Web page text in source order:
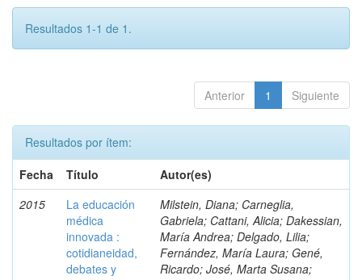
Resultados 1-1 de 1.
Anterior 1 Siguiente
Resultados por ítem:
Fecha
Título
Autor(es)
2015
La educación
médica
innovada :
cotidianeidad,
debates y
Milstein, Diana; Carneglia,
Gabriela; Cattani, Alicia; Dakessian,
María Andrea; Delgado, Lilia;
Fernández, María Laura; Gené,
Ricardo; José, Marta Susana;